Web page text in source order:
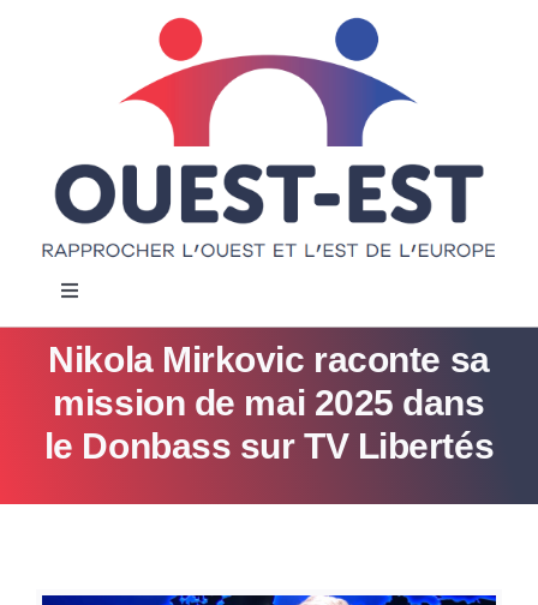
Navigation
à
bascule
Accueil
Notre projet
Actualités
Par Région
Nikola Mirkovic raconte sa
mission de mai 2025 dans
le Donbass sur TV Libertés